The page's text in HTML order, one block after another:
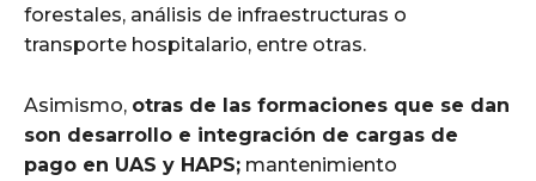
forestales, análisis de infraestructuras o
transporte hospitalario, entre otras.
Asimismo, otras de las formaciones que se dan
son desarrollo e integración de cargas de
pago en UAS y HAPS; mantenimiento